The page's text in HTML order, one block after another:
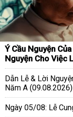
Ý Cầu Nguyện
Nguyện Cho Việc
Dẫn Lễ & Lời
Năm A (09.08.2026)
Ngày 05/08: Lễ